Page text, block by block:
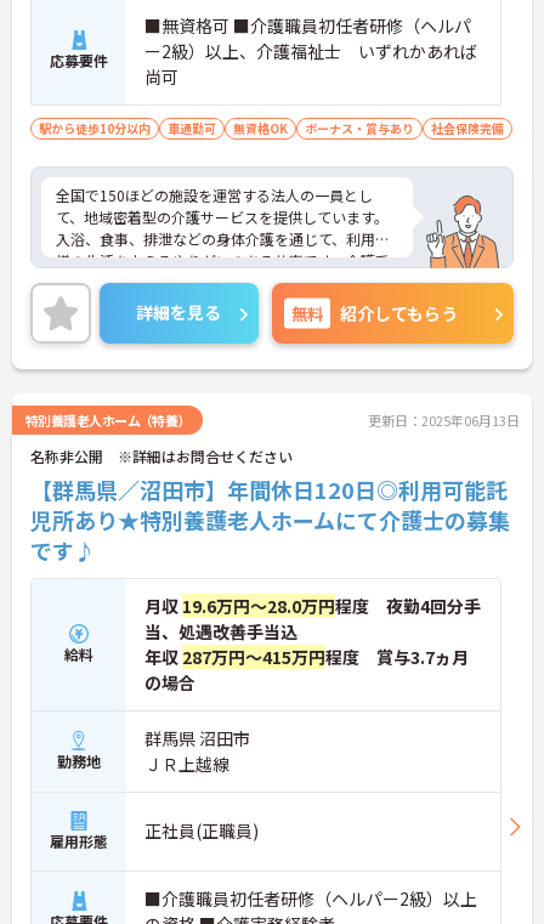
応募要件
■無資格可 ■介護職員初任者研修（ヘルパ
ー2級）以上、介護福祉士 いずれかあれば
尚可
駅から徒歩10分以内 車通勤可 無資格OK ボーナス・賞与あり 社会保険完備
全国で150ほどの施設を運営する法人の一員とし
て、地域密着型の介護サービスを提供しています。
入浴、食事、排泄などの身体介護を通じて、利用者
様の生活を支えるやりがいのある仕事です。介護系
の資格や経験が無い方もチャレンジいただけます。
充実した社内研修やキャリアアップの機会が整って
います。人と接することが好きで、利用者様第一の
精神を持つ方にぴったりの職場です。ご興味のある
方には、面接対策ポイントなど、さらに詳細をお話
詳細を見る 無料 紹介してもらう
特別養護老人ホーム（特養） 更新日：2025年06月13日
名称非公開 ※詳細はお問合せください
【群馬県／沼田市】年間休日120日◎利用可能託
児所あり★特別養護老人ホームにて介護士の募集
です♪
給料
月収 19.6万円～28.0万円程度 夜勤4回分手
当、処遇改善手当込
年収 287万円～415万円程度 賞与3.7ヵ月
の場合
勤務地
群馬県 沼田市
ＪＲ上越線
雇用形態 正社員(正職員)
■介護職員初任者研修（ヘルパー2級）以上